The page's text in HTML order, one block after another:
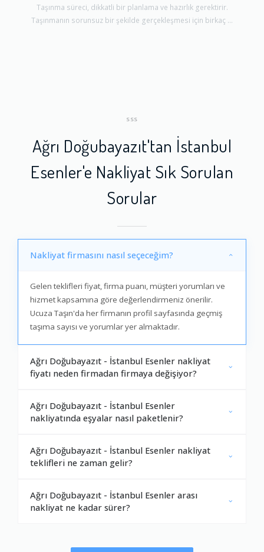
Taşınma süreci, dikkatli bir planlama ve hazırlık gerektirir.
Taşınmanın sorunsuz bir şekilde gerçekleşmesi için birkaç ...
SSS
Ağrı Doğubayazıt'tan İstanbul
Esenler'e Nakliyat Sık Sorulan
Sorular
Nakliyat firmasını nasıl seçeceğim?
Gelen teklifleri fiyat, firma puanı, müşteri yorumları ve
hizmet kapsamına göre değerlendirmeniz önerilir.
Ucuza Taşın'da her firmanın profil sayfasında geçmiş
taşıma sayısı ve yorumlar yer almaktadır.
Ağrı Doğubayazıt - İstanbul Esenler nakliyat
fiyatı neden firmadan firmaya değişiyor?
Ağrı Doğubayazıt - İstanbul Esenler
nakliyatında eşyalar nasıl paketlenir?
Ağrı Doğubayazıt - İstanbul Esenler nakliyat
teklifleri ne zaman gelir?
Ağrı Doğubayazıt - İstanbul Esenler arası
nakliyat ne kadar sürer?